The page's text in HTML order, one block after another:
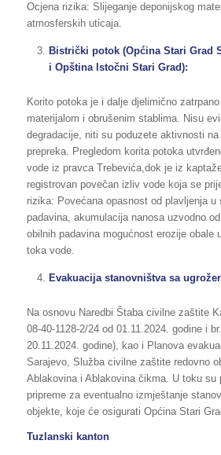
Ocjena rizika: Slijeganje deponijskog
atmosferskih uticaja.
Bistrički potok (Općina Stari Grad
i Opština Istočni Stari Grad):
Korito potoka je i dalje djelimično
materijalom i obrušenim stablima. Nisu
degradacije, niti su poduzete aktivnosti
prepreka. Pregledom korita potoka
vode iz pravca Trebevića,dok je iz
registrovan povečan izliv vode koja se
rizika: Povećana opasnost od plavljenja u
padavina, akumulacija nanosa uzvodno
obilnih padavina mogućnost erozije obale
toka vode.
Evakuacija stanovništva sa
Na osnovu Naredbi Štaba civilne zaštite
08-40-1128-2/24 od 01.11.2024. godine i
20.11.2024. godine), kao i Planova
Sarajevo, Služba civilne zaštite redovno
Ablakovina i Ablakovina čikma. U toku su
pripreme za eventualno izmještanje
objekte, koje će osigurati Općina Stari
Tuzlanski kanton